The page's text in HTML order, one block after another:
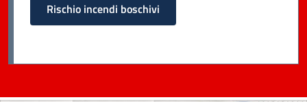
Rischio incendi boschivi